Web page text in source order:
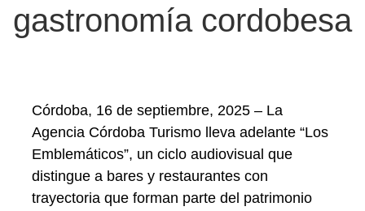
gastronomía cordobesa
Córdoba, 16 de septiembre, 2025 – La
Agencia Córdoba Turismo lleva adelante “Los
Emblemáticos”, un ciclo audiovisual que
distingue a bares y restaurantes con
trayectoria que forman parte del patrimonio